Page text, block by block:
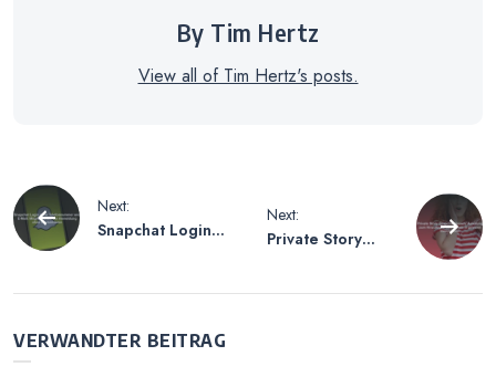
By Tim Hertz
View all of Tim Hertz's posts.
Beitragsnavigation
Next:
Snapchat Login
der Anmeldung
Next:
Private Story
VERWANDTER BEITRAG